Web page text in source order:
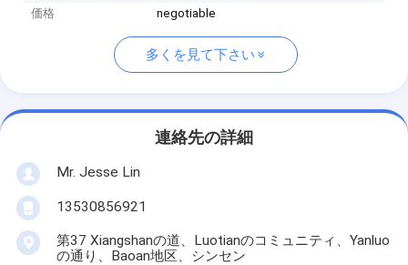
価格
negotiable
多くを見て下さい
連絡先の詳細
Mr. Jesse Lin
13530856921
第37 Xiangshanの道、Luotianのコミュニティ、Yanluo
の通り、Baoan地区、シンセン